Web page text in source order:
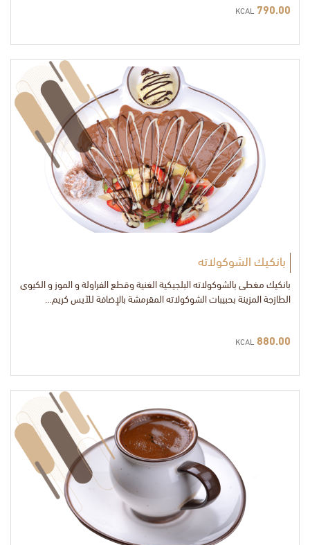
790.00
KCAL
بانكيك الشوكولاته
بانكيك مغطى بالشوكولاته البلجيكية الغنية وقطع الفراولة و الموز و الكيوي
الطازجة المزينة بحبيبات الشوكولاته المقرمشة بالإضافة للآيس كريم…
880.00
KCAL